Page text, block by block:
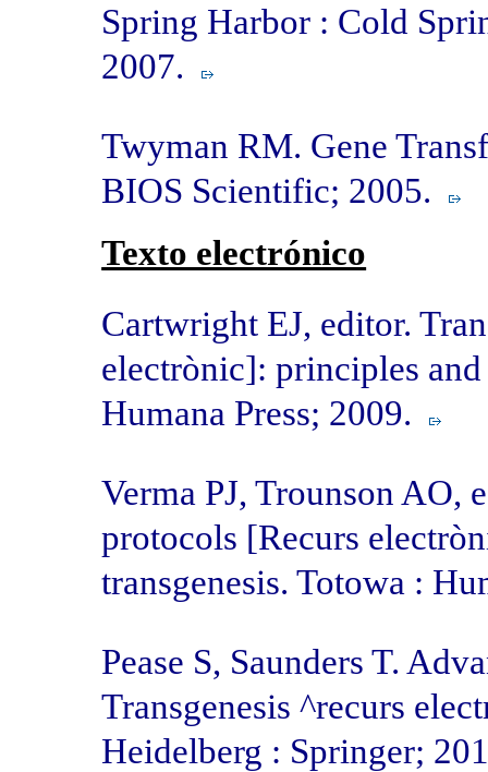
Spring Harbor : Cold
2007.
Twyman RM. Gene
BIOS Scientific; 2005.
Texto electrónico
Cartwright EJ, editor.
electrònic]: principles
Humana Press; 2009.
Verma PJ, Trounson AO,
protocols [Recurs
transgenesis. Totowa :
Pease S, Saunders T.
Transgenesis ^recurs
Heidelberg : Springer;